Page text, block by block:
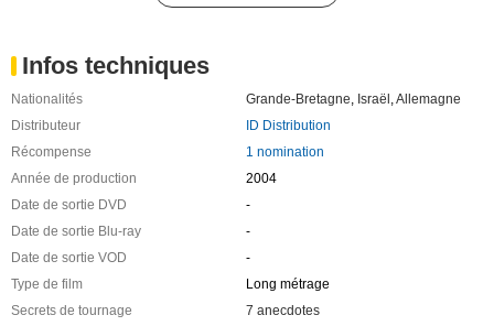
Infos techniques
Nationalités Grande-Bretagne, Israël ,Allemagne
Distributeur
ID Distribution
Récompense
1 nomination
Année de production
2004
Date de sortie DVD
-
Date de sortie Blu-ray
-
Date de sortie VOD
-
Type de film
Long métrage
Secrets de tournage
7 anecdotes